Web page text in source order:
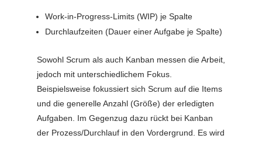
Work-in-Progress-Limits (WIP) je Spalte
Durchlaufzeiten (Dauer einer Aufgabe je Spalte)
Sowohl Scrum als auch Kanban messen die Arbeit,
jedoch mit unterschiedlichem Fokus.
Beispielsweise fokussiert sich Scrum auf die Items
und die generelle Anzahl (Größe) der erledigten
Aufgaben. Im Gegenzug dazu rückt bei Kanban
der Prozess/Durchlauf in den Vordergrund. Es wird